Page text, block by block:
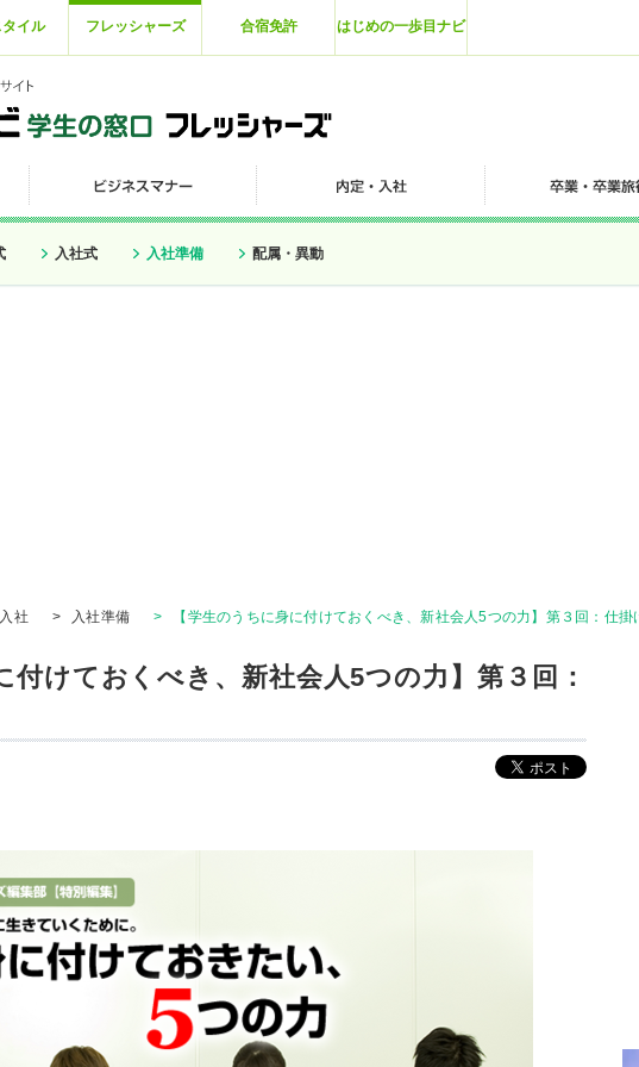
イル フレッシャーズ 合宿免許 はじめの一歩目ナビ
入社式 入社準備 配属・異動
社 > 入社準備 > 【学生のうちに身に付けておくべき、新社会人5つの力】第３回：仕掛
付けておくべき、新社会人5つの力】第３回：